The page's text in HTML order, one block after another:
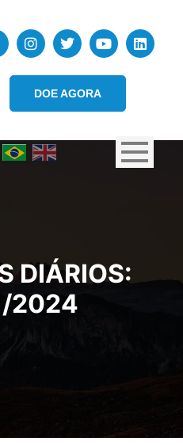
DOE AGORA
DIÁRIOS:
2024